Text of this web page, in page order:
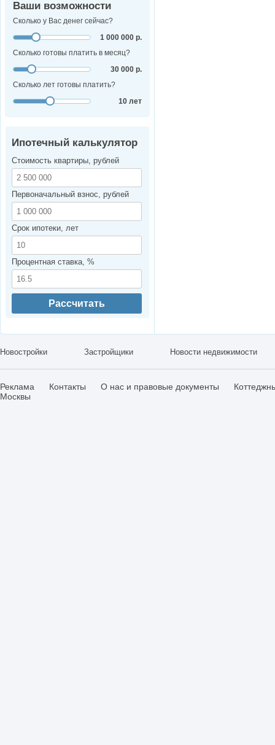
Ваши возможности
Сколько у Вас денег сейчас?
1 000 000 р.
Сколько готовы платить в месяц?
30 000 р.
Сколько лет готовы платить?
10 лет
Ипотечный калькулятор
Стоимость квартиры, рублей
Первоначальный взнос, рублей
Срок ипотеки, лет
Процентная ставка, %
Рассчитать
Новостройки Застройщики Новости недвижимости
Реклама Контакты О нас и правовые документы
Москвы